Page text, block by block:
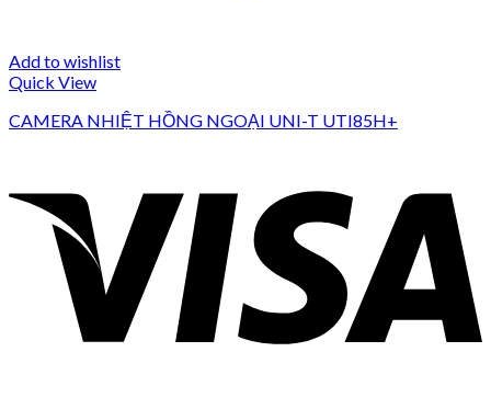
Add to wishlist
Quick View
CAMERA NHIỆT HỒNG NGOẠI UNI-T UTI85H+